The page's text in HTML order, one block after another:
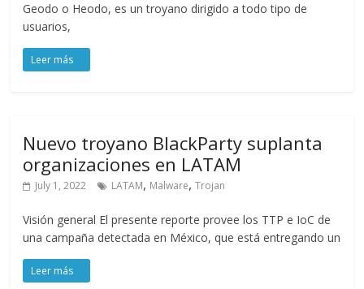
Geodo o Heodo, es un troyano dirigido a todo tipo de
usuarios,
Nuevo troyano BlackParty suplanta
organizaciones en LATAM
July 1, 2022 LATAM, Malware,Trojan
Visión general El presente reporte provee los TTP e IoC de
una campaña detectada en México, que está entregando un